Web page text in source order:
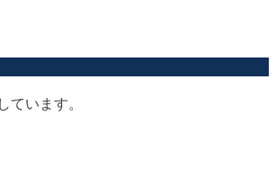
います。